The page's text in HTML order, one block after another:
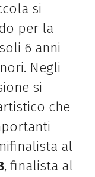
si
per la
6 anni
Negli
si
che
al
, finalista al